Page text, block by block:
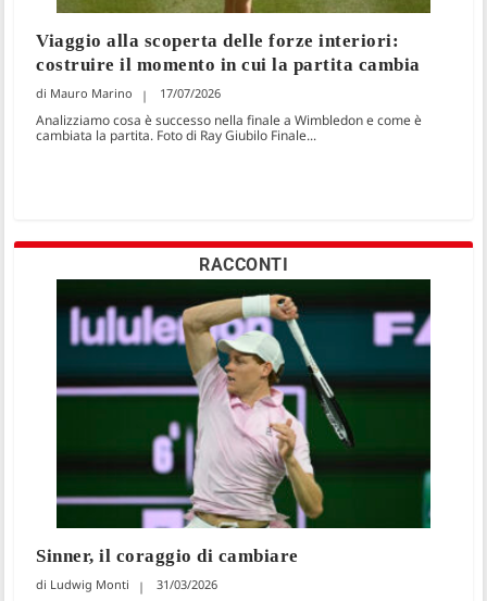
Viaggio alla scoperta delle forze interiori:
costruire il momento in cui la partita cambia
Mauro Marino 17/07/2026
Analizziamo cosa è successo nella finale a Wimbledon e come è
cambiata la partita. Foto di Ray Giubilo Finale...
RACCONTI
Sinner, il coraggio di cambiare
Ludwig Monti 31/03/2026